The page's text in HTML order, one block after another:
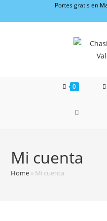
Portes gratis en
0
Mi cuenta
Home » Mi cuenta